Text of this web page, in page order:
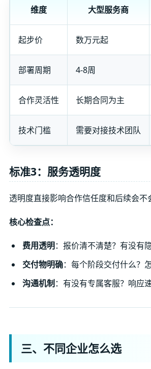
维度 大型服务商
起步价 数万元起
部署周期 4-8周
合作灵活性 长期合同为主
技术门槛 需要对接技术团队
标准3：服务透明度
透明度直接影响合作信任度和后续会不
核心检查点：
费用透明：报价清不清楚？有没有
交付物明确：每个阶段交付什么？
沟通机制 ：有没有专属客服？响应
三、不同企业怎么选